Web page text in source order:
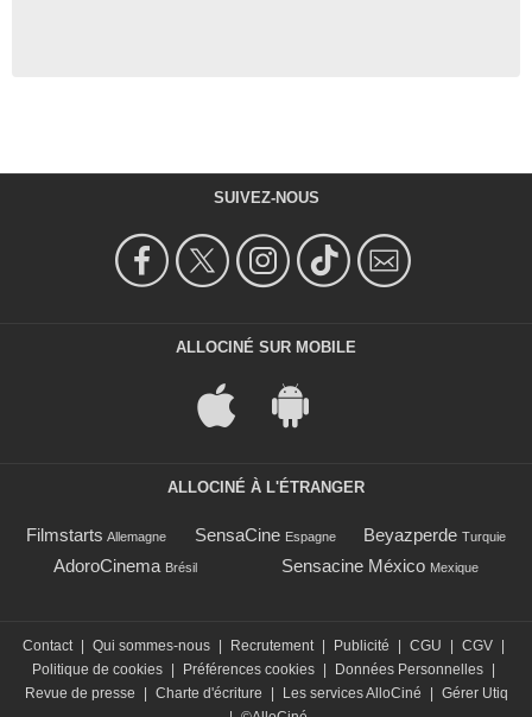
SUIVEZ-NOUS
ALLOCINÉ SUR MOBILE
ALLOCINÉ À L'ÉTRANGER
Filmstarts Allemagne SensaCine Espagne Beyazperde Turquie
AdoroCinema Brésil Sensacine México Mexique
Contact | Qui sommes-nous | Recrutement | Publicité | CGU | CGV |
Politique de cookies | Préférences cookies | Données Personnelles |
Revue de presse
| Charte d'écriture | Les services AlloCiné | Gérer Utiq